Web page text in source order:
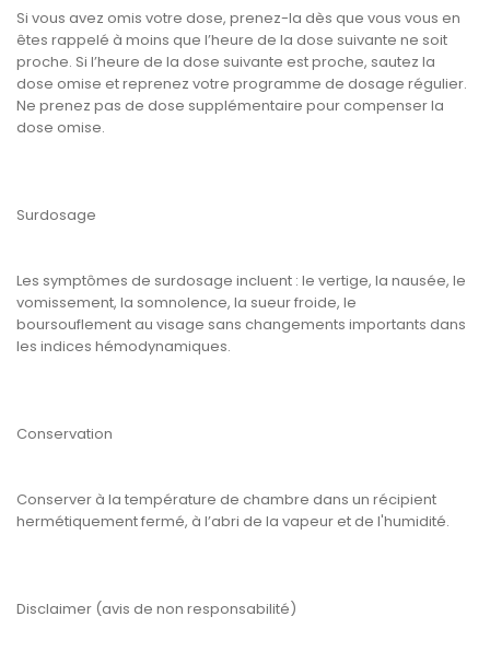
Si vous avez omis votre dose, prenez-la dès que vous vous en
êtes rappelé à moins que l’heure de la dose suivante ne soit
proche. Si l’heure de la dose suivante est proche, sautez la
dose omise et reprenez votre programme de dosage régulier.
Ne prenez pas de dose supplémentaire pour compenser la
dose omise.
Surdosage
Les symptômes de surdosage incluent : le vertige, la nausée, le
vomissement, la somnolence, la sueur froide, le
boursouflement au visage sans changements importants dans
les indices hémodynamiques.
Conservation
Conserver à la température de chambre dans un récipient
hermétiquement fermé, à l’abri de la vapeur et de l'humidité.
Disclaimer (avis de non responsabilité)